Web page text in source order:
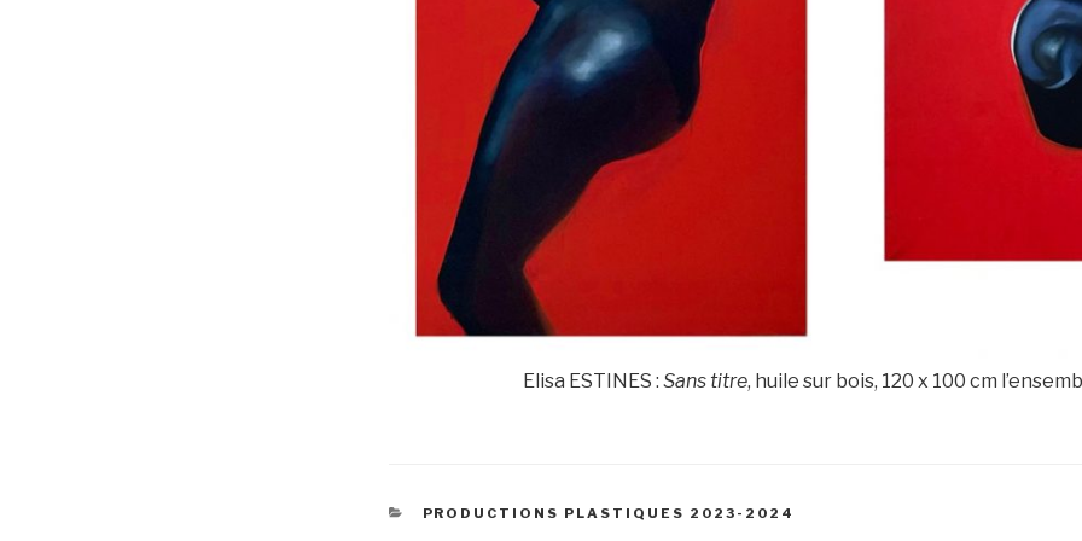
Elisa ESTINES : Sans titre, huile sur bois, 120 x 100 cm
CATÉGORIES
PRODUCTIONS PLASTIQUES 2023-2024